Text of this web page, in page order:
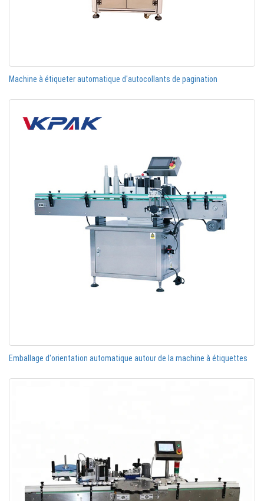
Machine à étiqueter automatique d'autocollants de pagination
Emballage d'orientation automatique autour de la machine à étiquettes